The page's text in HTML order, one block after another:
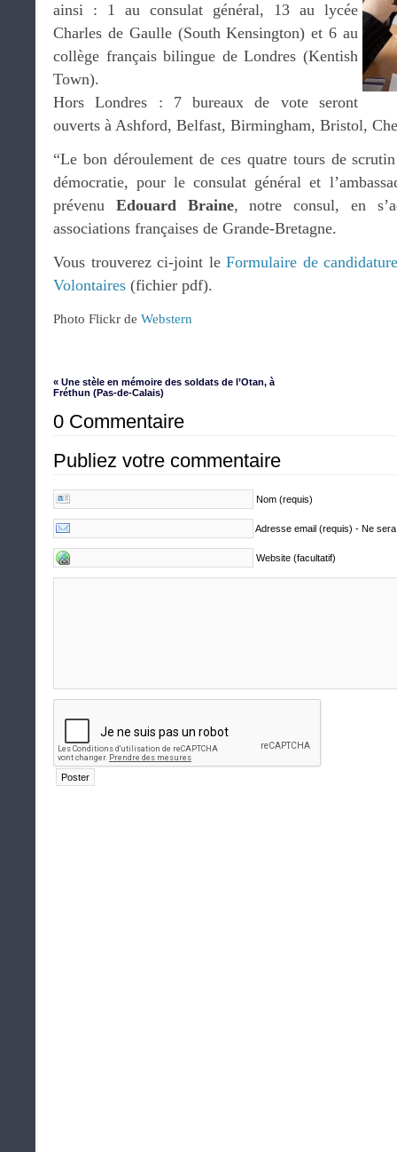
ainsi : 1 au consulat général, 13 au lycée
Charles de Gaulle (South Kensington) et 6 au
collège français bilingue de Londres (Kentish
Town).
Hors Londres : 7 bureaux de vote seront
ouverts à Ashford, Belfast, Birmingham, Bristol,
“Le bon déroulement de ces quatre tours de
démocratie, pour le consulat général et
prévenu Edouard Braine, notre consul, en
associations françaises de Grande-Bretagne.
Vous trouverez ci-joint le Formulaire de
Volontaires (fichier pdf).
Photo Flickr de Webstern
« Une stèle en mémoire des soldats de l’Otan, à
Fréthun (Pas-de-Calais)
0 Commentaire
Publiez votre commentaire
Nom (requis)
Adresse email (requis) - Ne
Website (facultatif)